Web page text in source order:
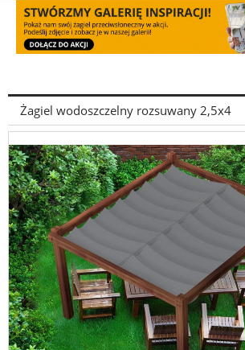
Żagiel wodoszczelny rozsuwany 2,5x4